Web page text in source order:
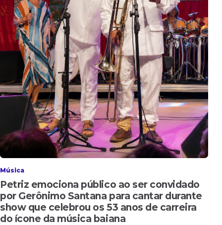
Música
Petriz emociona público ao ser convidado
por Gerônimo Santana para cantar durante
show que celebrou os 53 anos de carreira
do ícone da música baiana